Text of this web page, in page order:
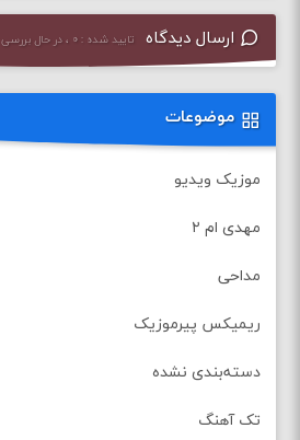
ارسال دیدگاه تایید شده : ۰ ، در حال بررسی : ۰ ، مجموع : ۰ نظر
موضوعات
موزیک ویدیو
مهدی ام ۲
مداحی
ریمیکس پیرموزیک
دسته‌بندی نشده
تک آهنگ